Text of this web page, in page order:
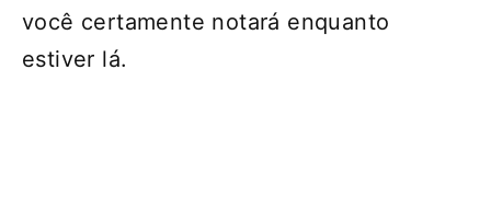
você certamente notará enquanto
estiver lá.